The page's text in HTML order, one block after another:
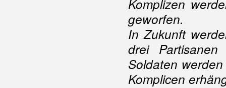
Komplizen
geworfen.
In Zukunft
drei
Soldaten
Komplicen